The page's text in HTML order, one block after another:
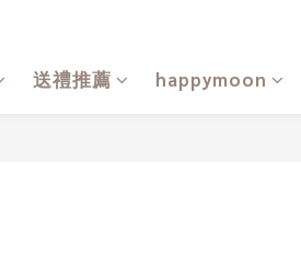
送禮推薦 happymoon